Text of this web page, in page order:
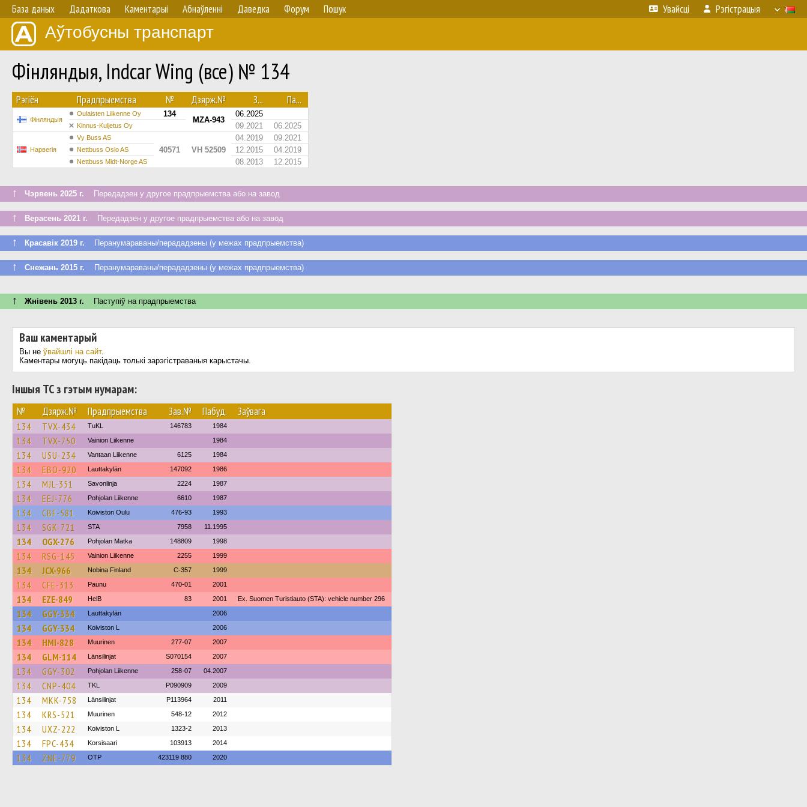
База даных Дадаткова Каментарыі Абнаўленнi Даведка Форум Пошук Увайсці Рэгістрацыя
Аўтобусны транспарт
Фінляндыя, Indcar Wing (все) № 134
Рэгіён Прадпрыемства № Дзярж.№ З... Па...
Фінляндыя
Oulaisten Liikenne Oy 134
MZA-943
06.2025
Kinnus-Kuljetus Oy 09.2021 06.2025
Нарвегія
Vy Buss AS
40571 VH 52509
04.2019 09.2021
Nettbuss Oslo AS 12.2015 04.2019
Nettbuss Midt-Norge AS 08.2013 12.2015
↑ Чэрвень 2025 г. Передадзен у другое прадпрыемства або на завод
↑ Верасень 2021 г. Передадзен у другое прадпрыемства або на завод
↑ Красавік 2019 г. Перанумараваны/перададзены (у межах прадпрыемства)
↑ Снежань 2015 г. Перанумараваны/перададзены (у межах прадпрыемства)
↑ Жнівень 2013 г. Паступiў на прадпрыемства
Ваш каментарый
Вы не ўвайшлі на сайт.
Каментары могуць пакідаць толькі зарэгістраваныя карыстачы.
Іншыя ТС з гэтым нумарам:
№ Дзярж.№ Прадпрыемства Зав.№ Пабуд. Заўвага
134 TVX-434 TuKL 146783 1984
134 TVX-750 Vainion Liikenne 1984
134 USU-234 Vantaan Liikenne 6125 1984
134 EBO-920 Lauttakylän 147092 1986
134 MJL-351 Savonlinja 2224 1987
134 EEJ-776 Pohjolan Liikenne 6610 1987
134 CBF-581 Koiviston Oulu 476-93 1993
134 SGK-721 STA 7958 11.1995
134 OGX-276 Pohjolan Matka 148809 1998
134 RSG-145 Vainion Liikenne 2255 1999
134 JCX-966 Nobina Finland C-357 1999
134 CFE-313 Paunu 470-01 2001
134 EZE-849 HelB 83 2001 Ex. Suomen Turistiauto (STA): vehicle number 296
134 GGY-334 Lauttakylän 2006
134 GGY-334 Koiviston L 2006
134 HMI-828 Muurinen 277-07 2007
134 GLM-114 Länsilinjat S070154 2007
134 GGY-302 Pohjolan Liikenne 258-07 04.2007
134 CNP-404 TKL P090909 2009
134 MKK-758 Länsilinjat P113964 2011
134 KRS-521 Muurinen 548-12 2012
134 UXZ-222 Koiviston L 1323-2 2013
134 FPC-434 Korsisaari 103913 2014
134 ZNE-779 OTP 423119 880 2020